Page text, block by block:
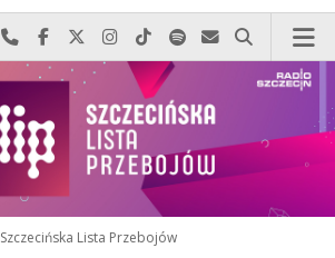
Najlepiej po prostu do nas zadzwoń
Odwiedź nas na Facebook-u
Odwiedź nas na X
Odwiedź nas na Instagram-ie
Odwiedź nas na TikTok-u
Szukaj nas na Spotify
Wyślij do nas
Szukaj
Szczecińska Lista Przebojów